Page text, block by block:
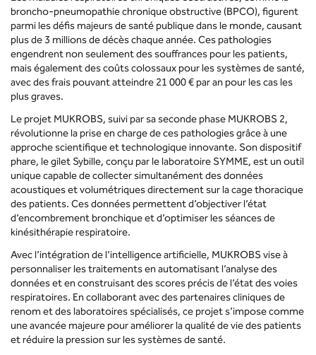
broncho-pneumopathie chronique obstructive (BPCO), figurent
parmi les défis majeurs de santé publique dans le monde, causant
plus de 3 millions de décès chaque année. Ces pathologies
engendrent non seulement des souffrances pour les patients,
mais également des coûts colossaux pour les systèmes de santé,
avec des frais pouvant atteindre 21 000 € par an pour les cas les
plus graves.
Le projet MUKROBS, suivi par sa seconde phase MUKROBS 2,
révolutionne la prise en charge de ces pathologies grâce à une
approche scientifique et technologique innovante. Son dispositif
phare, le gilet Sybille, conçu par le laboratoire SYMME, est un outil
unique capable de collecter simultanément des données
acoustiques et volumétriques directement sur la cage thoracique
des patients. Ces données permettent d’objectiver l’état
d’encombrement bronchique et d’optimiser les séances de
kinésithérapie respiratoire.
Avec l’intégration de l’intelligence artificielle, MUKROBS vise à
personnaliser les traitements en automatisant l’analyse des
données et en construisant des scores précis de l’état des voies
respiratoires. En collaborant avec des partenaires cliniques de
renom et des laboratoires spécialisés, ce projet s’impose comme
une avancée majeure pour améliorer la qualité de vie des patients
et réduire la pression sur les systèmes de santé.